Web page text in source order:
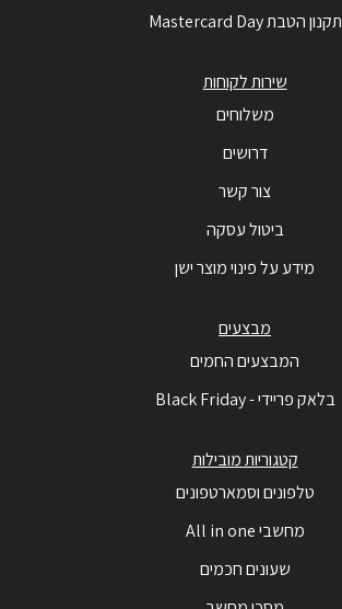
תקנון הטבת Mastercard Day
שירות לקוחות
משלוחים
דרושים
צור קשר
ביטול עסקה
מידע על פינוי מוצר ישן
מבצעים
המבצעים החמים
בלאק פריידי - Black Friday
קטגוריות מובילות
טלפונים וסמארטפונים
מחשבי All in one
שעונים חכמים